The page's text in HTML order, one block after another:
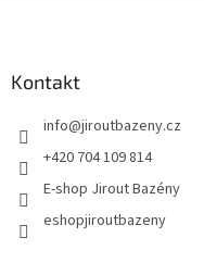
Kontakt
info@jiroutbazeny.cz
+420 704 109 814
E-shop Jirout Bazény
eshopjiroutbazeny